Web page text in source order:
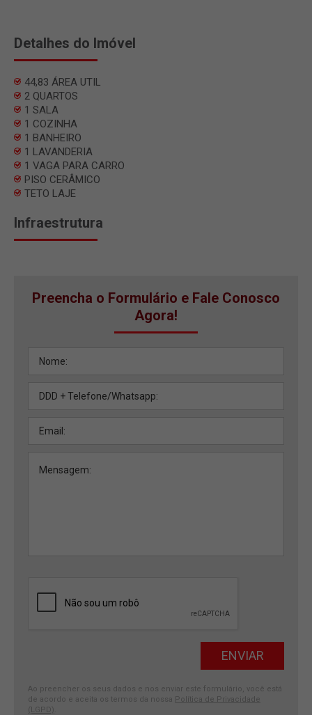
Detalhes do Imóvel
44,83 ÁREA UTIL
2 QUARTOS
1 SALA
1 COZINHA
1 BANHEIRO
1 LAVANDERIA
1 VAGA PARA CARRO
PISO CERÂMICO
TETO LAJE
Infraestrutura
Preencha o Formulário e Fale Conosco
Agora!
Ao preencher os seus dados e nos enviar este formulário, você está
de acordo e aceita os termos da nossa Política de Privacidade
(LGPD)